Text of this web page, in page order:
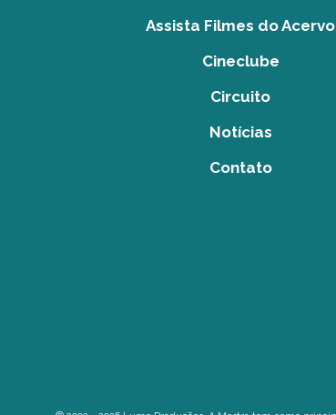
Assista Filmes do Acervo
Cineclube
Circuito
Notícias
Contato